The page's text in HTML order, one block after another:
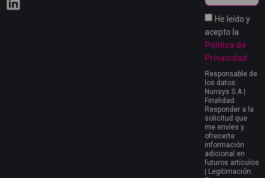
He leído y
acepto la
Política de
Privacidad
Responsable de
los datos:
Nunsys S.A |
Finalidad:
Responder a la
solicitud que
me envíes y
ofrecerte
información
adicional en
futuros artículos
| Legitimación: